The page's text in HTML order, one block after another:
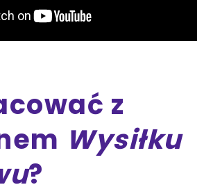
z
Wysiłku
?